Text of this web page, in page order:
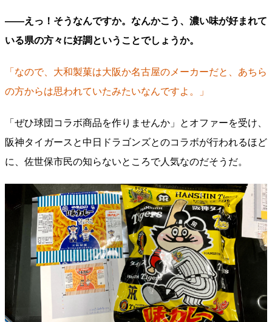
――えっ！そうなんですか。なんかこう、濃い味が好まれて
いる県の方々に好調ということでしょうか。
「なので、大和製菓は大阪か名古屋のメーカーだと、あちら
の方からは思われていたみたいなんですよ。」
「ぜひ球団コラボ商品を作りませんか」とオファーを受け、
阪神タイガースと中日ドラゴンズとのコラボが行われるほど
に、佐世保市民の知らないところで人気なのだそうだ。